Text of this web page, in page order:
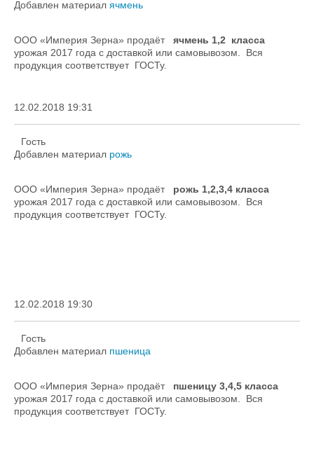
Добавлен материал ячмень
ООО «Империя Зерна» продаёт ячмень 1,2 класса
урожая 2017 года с доставкой или самовывозом. Вся
продукция соответствует ГОСТу.
12.02.2018 19:31
Гость
Добавлен материал рожь
ООО «Империя Зерна» продаёт рожь 1,2,3,4 класса
урожая 2017 года с доставкой или самовывозом. Вся
продукция соответствует ГОСТу.
12.02.2018 19:30
Гость
Добавлен материал пшеница
ООО «Империя Зерна» продаёт пшеницу 3,4,5 класса
урожая 2017 года с доставкой или самовывозом. Вся
продукция соответствует ГОСТу.